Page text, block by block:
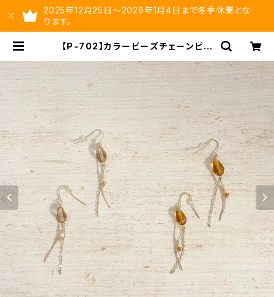
2025年12月25日～2026年1月4日まで冬季休業とな
ります。
【P-702】カラービーズチェーンピア
ー ビーズピアス ビーズアクセ ピ
ンクベージュ ブラウンアクセサリ
ー ゴールドメタル 揺れる 秋冬
アクセ | ysltd